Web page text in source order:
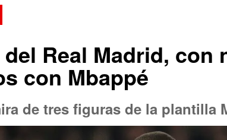
Real Madrid, con
con Mbappé
de tres figuras de la plantilla